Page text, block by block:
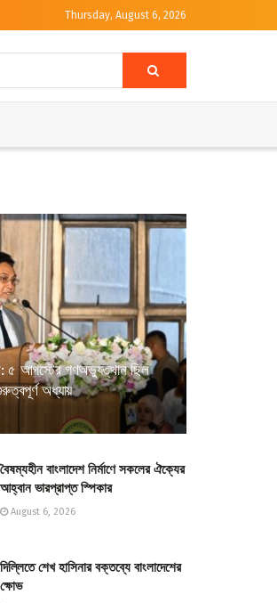
Thursday, August 6, 2026
৫ আগস্টের গণঅভ্যুত্থান ছিল
অধ্যায়
বৈষম্যহীন বাংলাদেশ নির্মাণে সকলের ঐক্যের
আহ্বান ভারপ্রাপ্ত স্পিকার
August 6, 2026
দিল্লিতে শেখ হাসিনার বক্তব্যে বাংলাদেশের
ক্ষোভ